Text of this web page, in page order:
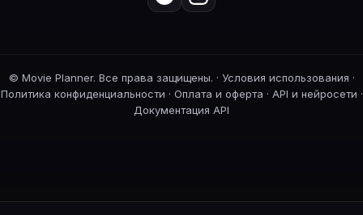
© Movie Planner. Все права защищены. · Условия использования ·
Политика конфиденциальности · Оплата и оферта · API и нейросети ·
Документация API